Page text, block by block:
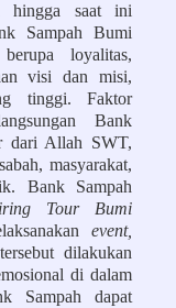
hingga saat ini
Sampah Bumi
loyalitas,
visi dan misi,
tinggi. Faktor
Bank
dari Allah SWT,
masyarakat,
Bank Sampah
Tour Bumi
event,
dilakukan
di dalam
Sampah dapat